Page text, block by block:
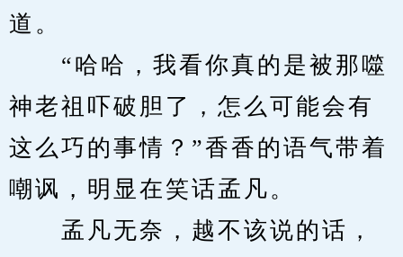
道。
“哈哈，我看你真的是被那噬
神老祖吓破胆了，怎么可能会有
这么巧的事情？”香香的语气带着
嘲讽，明显在笑话孟凡。
孟凡无奈，越不该说的话，